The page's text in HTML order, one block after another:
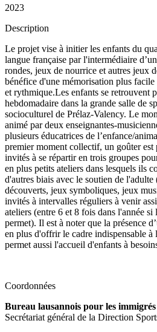
2023
Description
Le projet vise à initier les enfants du
langue française par l'intermédiaire
rondes, jeux de nourrice et autres jeux
bénéfice d'une mémorisation plus
et rythmique.Les enfants se retrouvent
hebdomadaire dans la grande salle de
socioculturel de Prélaz-Valency. Le
animé par deux enseignantes-
plusieurs éducatrices de l’enfance/
premier moment collectif, un goûter est
invités à se répartir en trois groupes
en plus petits ateliers dans lesquels ils
d'autres biais avec le soutien de
découverts, jeux symboliques, jeux
invités à intervalles réguliers à venir
ateliers (entre 6 et 8 fois dans l'année
permet). Il est à noter que la présence
en plus d'offrir le cadre indispensable à
permet aussi l'accueil d'enfants à
Coordonnées
Bureau lausannois pour les immigrés
Secrétariat général de la Direction